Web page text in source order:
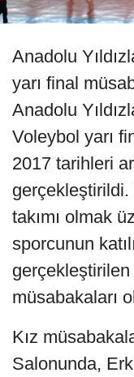
Anadolu
yarı final
Anadolu
Voleybol yarı
2017 tarihleri
gerçekleştirildi.
takımı olmak
sporcunun
müsabakaları
Kız
Salonunda,